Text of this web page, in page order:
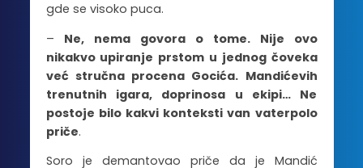
gde se visoko puca.
– Ne, nema govora o tome. Nije ovo
nikakvo upiranje prstom u jednog čoveka
već stručna procena Gocića. Mandićevih
trenutnih igara, doprinosa u ekipi… Ne
postoje bilo kakvi konteksti van vaterpolo
priče.
Soro je demantovao priče da je Mandić